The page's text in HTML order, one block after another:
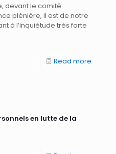
devant le comité
plénière, il est de notre
à l’inquiétude très forte
Read more
en lutte de la